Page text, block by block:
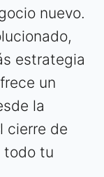
nuevo.
estrategia
un
la
cierre de
todo tu